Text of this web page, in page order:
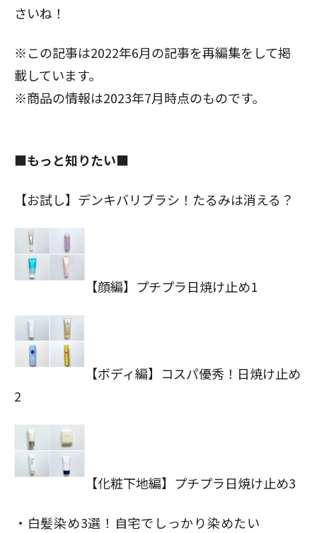
さいね！
※この記事は2022年6月の記事を再編集をして掲
載しています。
※商品の情報は2023年7月時点のものです。
■もっと知りたい■
【お試し】デンキバリブラシ！たるみは消える？
【顔編】プチプラ日焼け止め1
【ボディ編】コスパ優秀！日焼け止め
2
【化粧下地編】プチプラ日焼け止め3
白髪染め3選！自宅でしっかり染めたい